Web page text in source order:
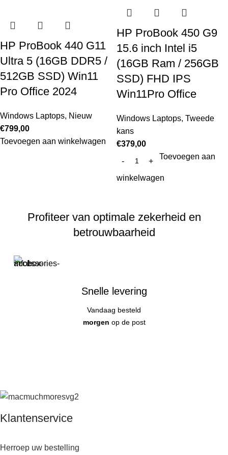
HP ProBook 440 G11
Ultra 5 (16GB DDR5 /
512GB SSD) Win11
Pro Office 2024
Windows Laptops, Nieuw
€799,00
Toevoegen aan winkelwagen
HP ProBook 450 G9
15.6 inch Intel i5
(16GB Ram / 256GB
SSD) FHD IPS
Win11Pro Office
Windows Laptops, Tweede
kans
€379,00
Toevoegen aan
winkelwagen
Profiteer van optimale zekerheid en
betrouwbaarheid
Snelle levering
Vandaag besteld
morgen op de post
Klantenservice
Herroep uw bestelling